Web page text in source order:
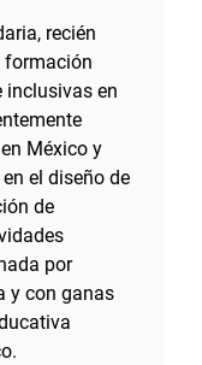
recién
inclusivas en
México y
el diseño de
de
por
y con ganas